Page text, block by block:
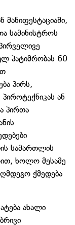
მანიფესტაციაში,
სამინისტროს
პატიმრობას 60
პირს,
ან
პირთა
სამართლის
ხოლო მესამე
ქმედება
ახალი